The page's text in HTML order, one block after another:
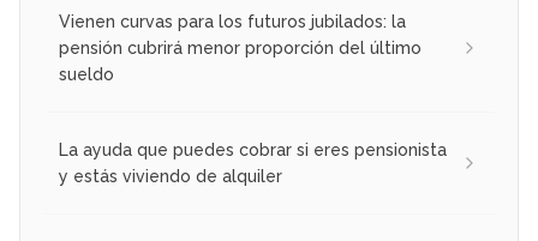
Vienen curvas para los futuros jubilados: la
pensión cubrirá menor proporción del último
sueldo
La ayuda que puedes cobrar si eres pensionista
y estás viviendo de alquiler